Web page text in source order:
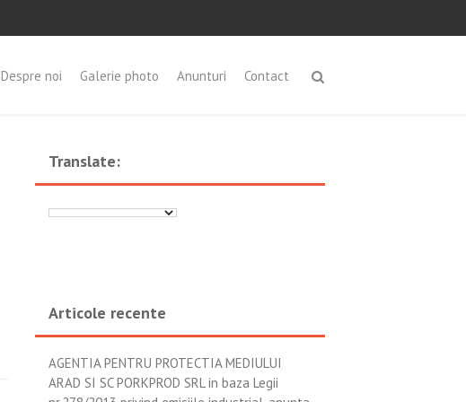
Despre noi Galerie photo Anunturi Contact
Translate:
Articole recente
AGENTIA PENTRU PROTECTIA MEDIULUI
ARAD SI SC PORKPROD SRL in baza Legii